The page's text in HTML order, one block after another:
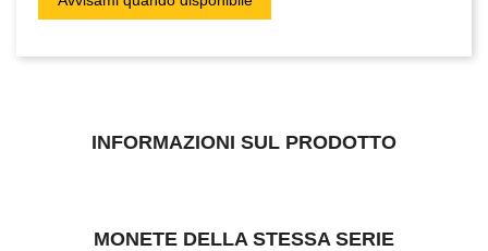
INFORMAZIONI SUL PRODOTTO
MONETE DELLA STESSA SERIE